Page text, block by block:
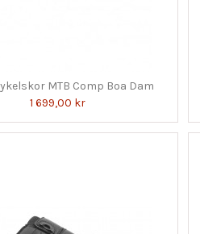
MTB Comp Boa Dam
1 699,00 kr